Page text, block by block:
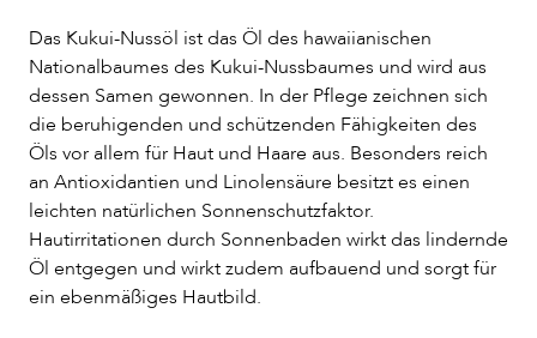
Das Kukui-Nussöl ist das Öl des hawaiianischen
Nationalbaumes des Kukui-Nussbaumes und wird aus
dessen Samen gewonnen. In der Pflege zeichnen sich
die beruhigenden und schützenden Fähigkeiten des
Öls vor allem für Haut und Haare aus. Besonders reich
an Antioxidantien und Linolensäure besitzt es einen
leichten natürlichen Sonnenschutzfaktor.
Hautirritationen durch Sonnenbaden wirkt das lindernde
Öl entgegen und wirkt zudem aufbauend und sorgt für
ein ebenmäßiges Hautbild.